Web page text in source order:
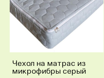
Чехол на матрас из
микрофибры серый